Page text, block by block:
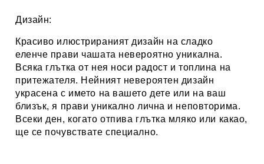
Дизайн:
Красиво илюстрираният дизайн на сладко
еленче прави чашата невероятно уникална.
Всяка глътка от нея носи радост и топлина на
притежателя. Нейният невероятен дизайн
украсена с името на вашето дете или на ваш
близък, я прави уникално лична и неповторима.
Всеки ден, когато отпива глътка мляко или какао,
ще се почувствате специално.